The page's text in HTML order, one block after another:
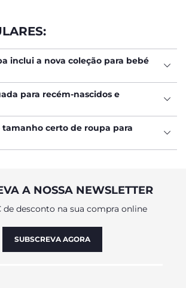
para o dia a dia, momentos especiais ou
opções versáteis que se adaptam a
inclui a nova coleção para bebé
para recém-nascidos e
tamanho certo de roupa para
A NOSSA NEWSLETTER
de desconto na sua compra online
SUBSCREVA AGORA